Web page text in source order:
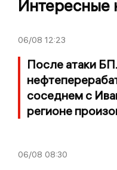
Интересные
06/08 12:23
После атаки
соседнем с
регионе
06/08 08:30